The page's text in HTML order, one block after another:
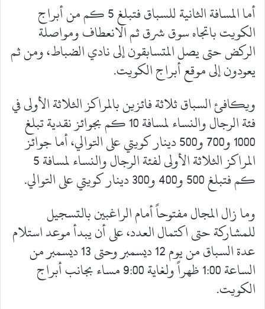
أما المسافة الثانية للسباق فتبلغ 5 كم من أبراج
الكويت باتجاه سوق شرق ثم الانعطاف ومواصلة
الركض حتى يصل المتسابقون إلى نادي الضباط، ومن ثم
يعودون إلى موقع أبراج الكويت.
ويكافئ السباق ثلاثة فائزين بالمراكز الثلاثة الأولى في
فئة الرجال والنساء لمسافة 10 كم بجوائز نقدية تبلغ
1000 و700 و500 دينار كويتي على التوالي، أما جوائز
المراكز الثلاثة الأولى لفئة الرجال والنساء لمسافة 5
كم فتبلغ 500 و400 و300 دينار كويتي على التوالي.
وما زال المجال مفتوحاً أمام الراغبين بالتسجيل
للمشاركة حتى اكتمال العدد، على أن يبدأ موعد استلام
عدة السباق من يوم 12 ديسمبر وحتى 13 ديسمبر من
الساعة 1:00 ظهراً ولغاية 9:00 مساء بجانب أبراج
الكويت.